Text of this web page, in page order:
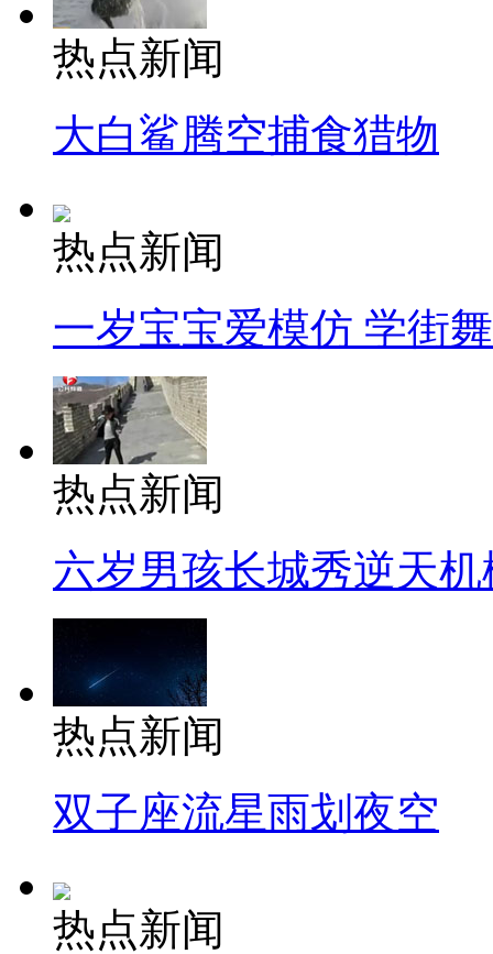
热点新闻
大白鲨腾空捕食猎物
热点新闻
一岁宝宝爱模仿 学街
热点新闻
六岁男孩长城秀逆天机
热点新闻
双子座流星雨划夜空
热点新闻